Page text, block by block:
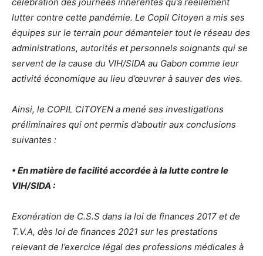
lutter contre cette pandémie. Le Copil Citoyen a mis ses
équipes sur le terrain pour démanteler tout le réseau des
administrations, autorités et personnels soignants qui se
servent de la cause du VIH/SIDA au Gabon comme leur
activité économique au lieu d’œuvrer à sauver des vies.
Ainsi, le COPIL CITOYEN a mené ses investigations
préliminaires qui ont permis d’aboutir aux conclusions
suivantes :
• En matière de facilité accordée à la lutte contre le
VIH/SIDA :
Exonération de C.S.S dans la loi de finances 2017 et de
T.V.A, dès loi de finances 2021 sur les prestations
relevant de l’exercice légal des professions médicales à